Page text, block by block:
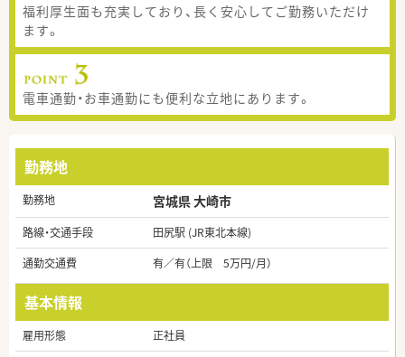
福利厚生面も充実しており、長く安心してご勤務いただけ
ます。
電車通勤・お車通勤にも便利な立地にあります。
勤務地
勤務地 宮城県 大崎市
路線・交通手段
田尻駅 (JR東北本線)
通勤交通費
有／有（上限 5万円/月）
基本情報
雇用形態
正社員